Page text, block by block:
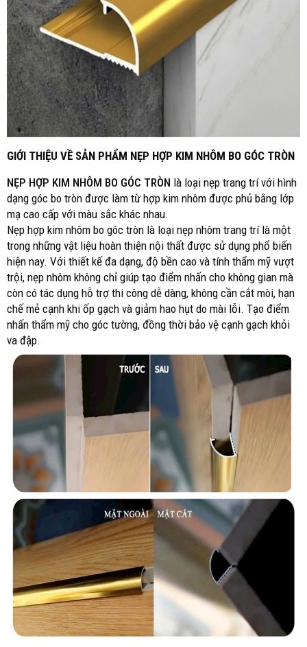
GIỚI THIỆU VỀ SẢN PHẨM NẸP HỢP KIM NHÔM BO GÓC TRÒN
NẸP HỢP KIM NHÔM BO GÓC TRÒN là loại nẹp trang trí với hình
dạng góc bo tròn được làm từ hợp kim nhôm được phủ bằng lớp
mạ cao cấp với màu sắc khác nhau.
Nẹp hợp kim nhôm bo góc tròn là loại nẹp nhôm trang trí là một
trong những vật liệu hoàn thiện nội thất được sử dụng phổ biến
hiện nay. Với thiết kế đa dạng, độ bền cao và tính thẩm mỹ vượt
trội, nẹp nhôm không chỉ giúp tạo điểm nhấn cho không gian mà
còn có tác dụng hỗ trợ thi công dễ dàng, không cần cắt mòi, hạn
chế mẻ cạnh khi ốp gạch và giảm hao hụt do mài lỗi. Tạo điểm
nhấn thẩm mỹ cho góc tường, đồng thời bảo vệ cạnh gạch khỏi
va đập.